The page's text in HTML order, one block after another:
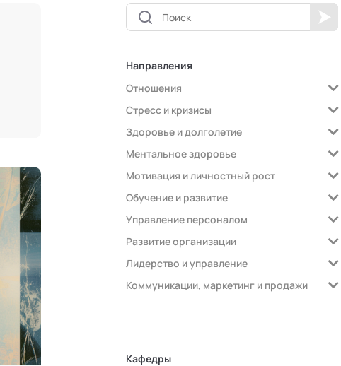
Направления
Отношения
Стресс и кризисы
Здоровье и долголетие
Ментальное здоровье
Мотивация и личностный рост
Обучение и развитие
Управление персоналом
Развитие организации
Лидерство и управление
Коммуникации, маркетинг и продажи
Кафедры